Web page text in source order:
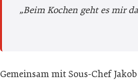
„Beim Kochen geht es mir
Gemeinsam mit Sous-Chef